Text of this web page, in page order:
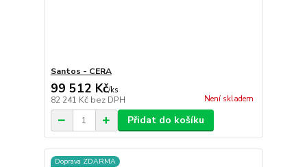
Santos - CERA
99 512 Kč/ks
82 241 Kč bez DPH Není skladem
Přidat do košíku
Doprava ZDARMA